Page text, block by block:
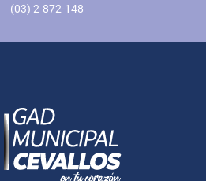
(03) 2-872-148